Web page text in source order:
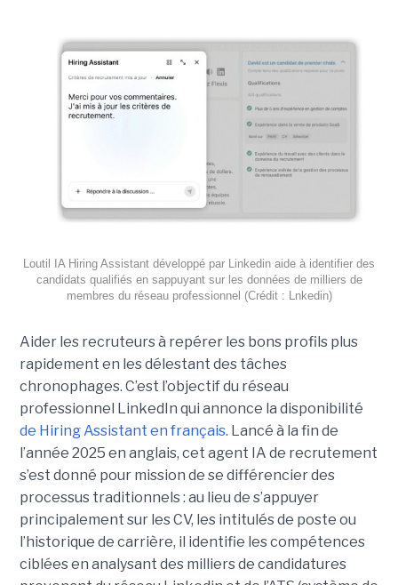
Loutil IA Hiring Assistant développé par Linkedin aide à identifier des
candidats qualifiés en sappuyant sur les données de milliers de
membres du réseau professionnel (Crédit : Lnkedin)
Aider les recruteurs à repérer les bons profils plus
rapidement en les délestant des tâches
chronophages. C’est l’objectif du réseau
professionnel LinkedIn qui annonce la disponibilité
de Hiring Assistant en français. Lancé à la fin de
l’année 2025 en anglais, cet agent IA de recrutement
s’est donné pour mission de se différencier des
processus traditionnels : au lieu de s’appuyer
principalement sur les CV, les intitulés de poste ou
l’historique de carrière, il identifie les compétences
ciblées en analysant des milliers de candidatures